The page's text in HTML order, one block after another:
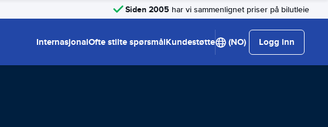
Siden 2005 har vi sammenlignet priser på bilutleie
InternasjonalOfte stilte spørsmålKundestøtte (NO) Logg inn